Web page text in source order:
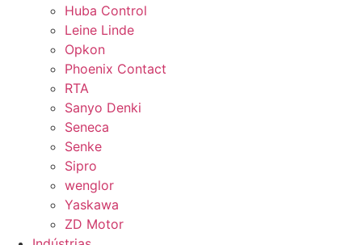
Huba Control
Leine Linde
Opkon
Phoenix Contact
RTA
Sanyo Denki
Seneca
Senke
Sipro
wenglor
Yaskawa
ZD Motor